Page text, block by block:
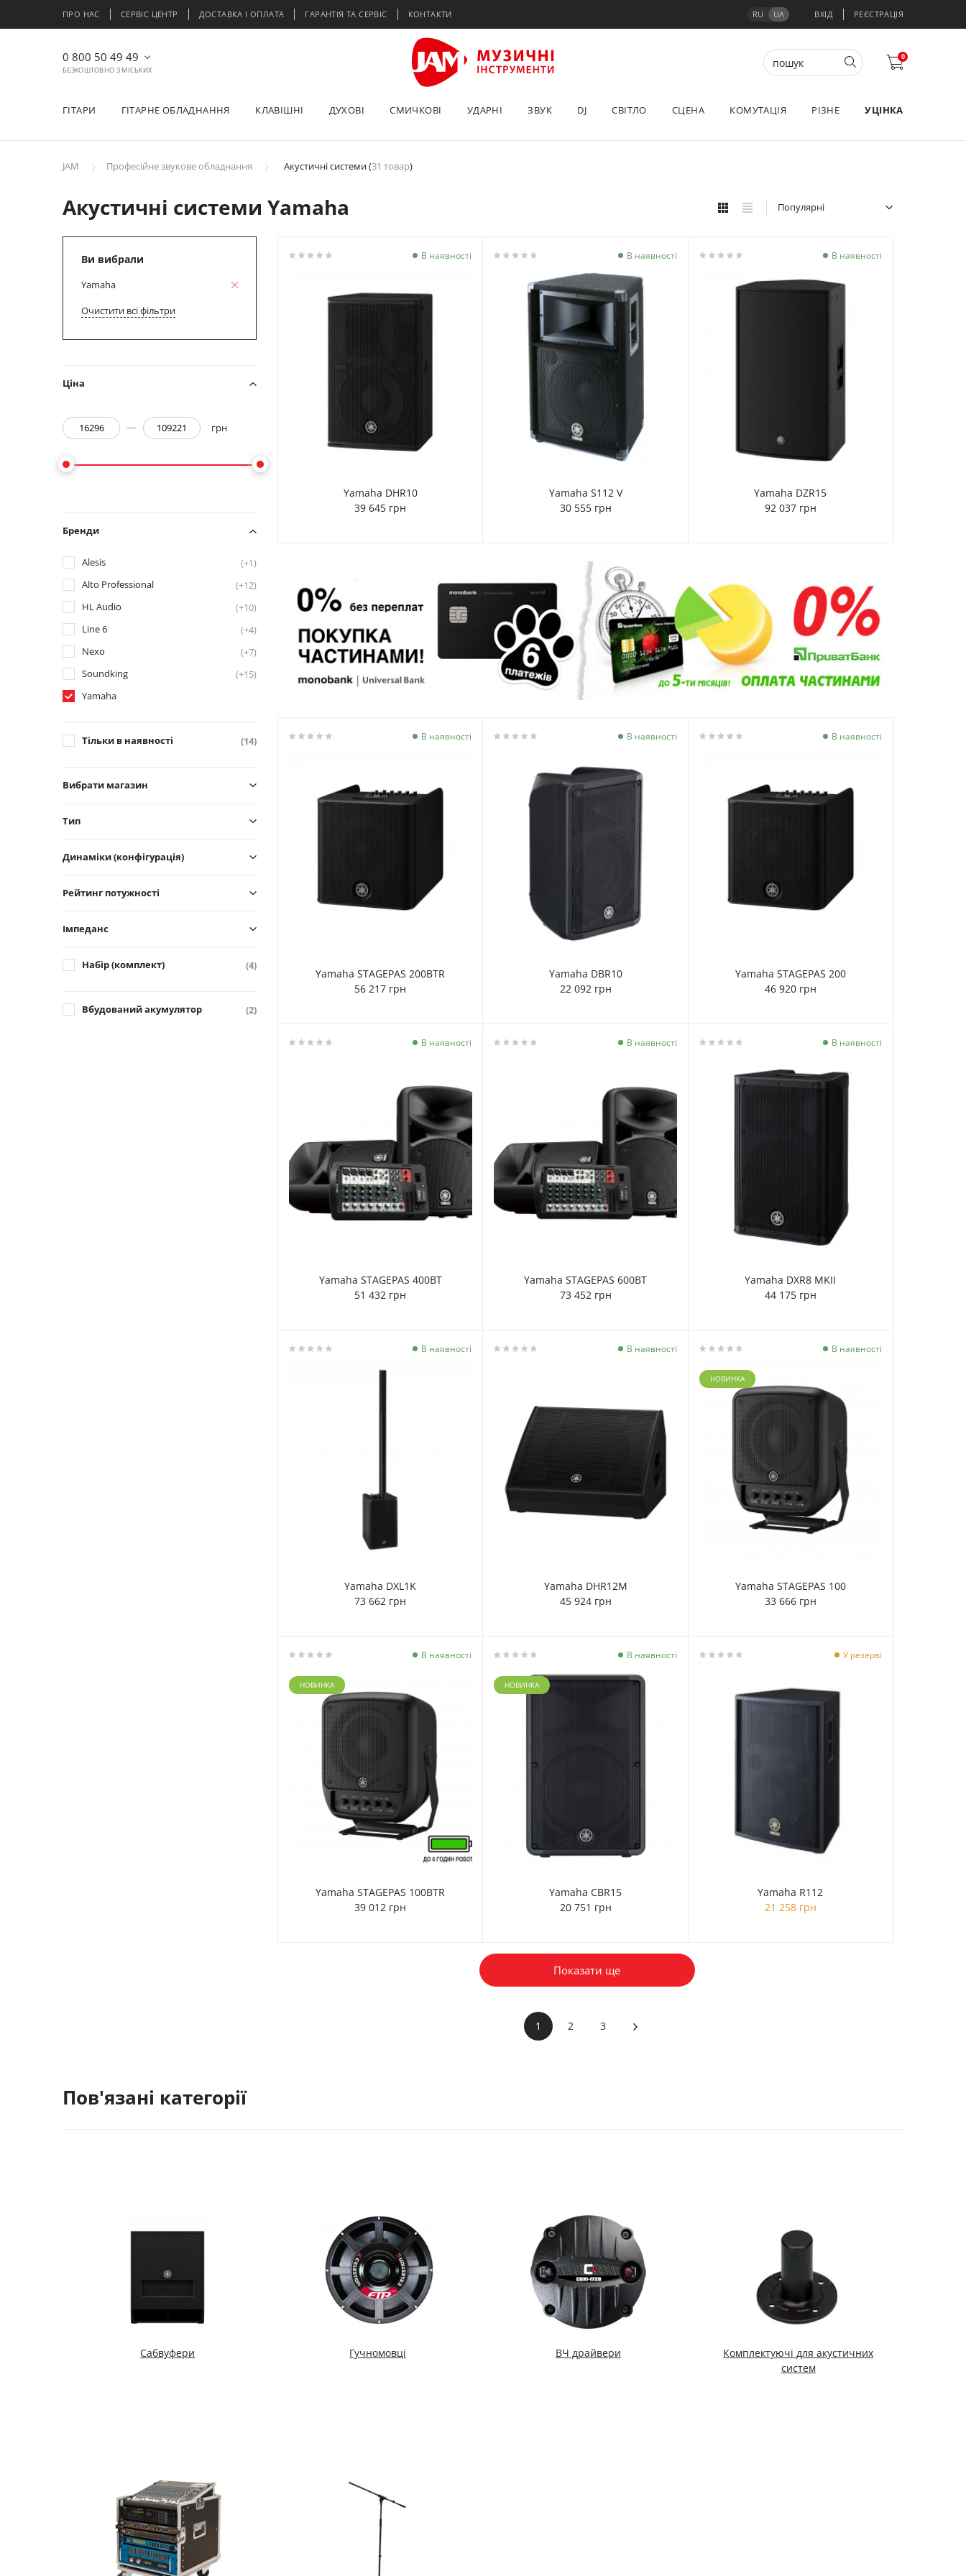
ПРО НАС СЕРВІС ЦЕНТР ДОСТАВКА І ОПЛАТА ГАРАНТІЯ ТА СЕРВІС КОНТАКТИ RU UA ВХІД РЕЄСТРАЦІЯ
0 800 50 49 49
БЕЗКОШТОВНО З МІСЬКИХ
0
ГІТАРИ ГІТАРНЕ ОБЛАДНАННЯ КЛАВІШНІ ДУХОВІ СМИЧКОВІ УДАРНІ ЗВУК DJ СВІТЛО СЦЕНА КОМУТАЦІЯ РІЗНЕ УЦІНКА
JAM Професійне звукове обладнання Акустичні системи (31 товар)
Акустичні системи Yamaha Популярні
Ви вибрали
Yamaha
Очистити всі фільтри
Ціна
грн
Бренди
Alesis
(+1)
Alto Professional
(+12)
HL Audio
(+10)
Line 6
(+4)
Nexo
(+7)
Soundking
(+15)
Yamaha
Тільки в наявності (14)
Вибрати магазин
Тип
Динаміки (конфігурація)
Рейтинг потужності
Імпеданс
Набір (комплект) (4)
Вбудований акумулятор (2)
В наявності
Yamaha DHR10
39 645 грн
В наявності
Yamaha S112 V
30 555 грн
В наявності
Yamaha DZR15
92 037 грн
В наявності
Yamaha STAGEPAS 200BTR
56 217 грн
В наявності
Yamaha DBR10
22 092 грн
В наявності
Yamaha STAGEPAS 200
46 920 грн
В наявності
Yamaha STAGEPAS 400BT
51 432 грн
В наявності
Yamaha STAGEPAS 600BT
73 452 грн
В наявності
Yamaha DXR8 MKII
44 175 грн
В наявності
Yamaha DXL1K
73 662 грн
В наявності
Yamaha DHR12M
45 924 грн
НОВИНКА
В наявності
Yamaha STAGEPAS 100
33 666 грн
НОВИНКА
В наявності
Yamaha STAGEPAS 100BTR
39 012 грн
НОВИНКА
В наявності
Yamaha CBR15
20 751 грн
У резерві
Yamaha R112
21 258 грн
Показати ще
1 2 3
Пов'язані категорії
Сабвуфери Гучномовці ВЧ драйвери
Комплектуючі для акустичних
систем